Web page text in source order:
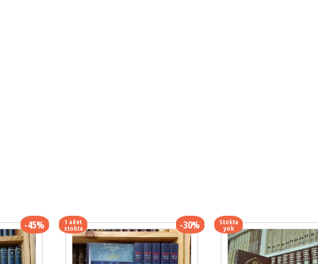
-45% 1 adet
stokta -30% Stokta
yok